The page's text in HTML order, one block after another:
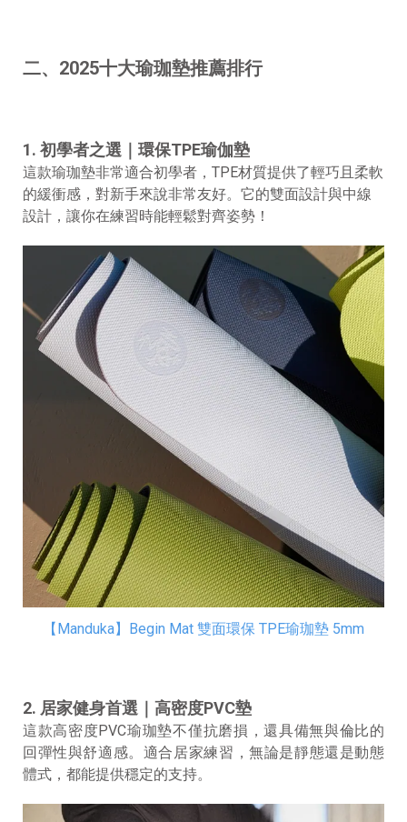
二、2025十大瑜珈墊推薦排行
1. 初學者之選｜環保TPE瑜伽墊
這款瑜珈墊非常適合初學者，TPE材質提供了輕巧且柔軟
的緩衝感，對新手來說非常友好。它的雙面設計與中線
設計，讓你在練習時能輕鬆對齊姿勢！
【Manduka】Begin Mat 雙面環保 TPE瑜珈墊 5mm
2. 居家健身首選｜高密度PVC墊
這款高密度PVC瑜珈墊不僅抗磨損，還具備無與倫比的
回彈性與舒適感。適合居家練習，無論是靜態還是動態
體式，都能提供穩定的支持。